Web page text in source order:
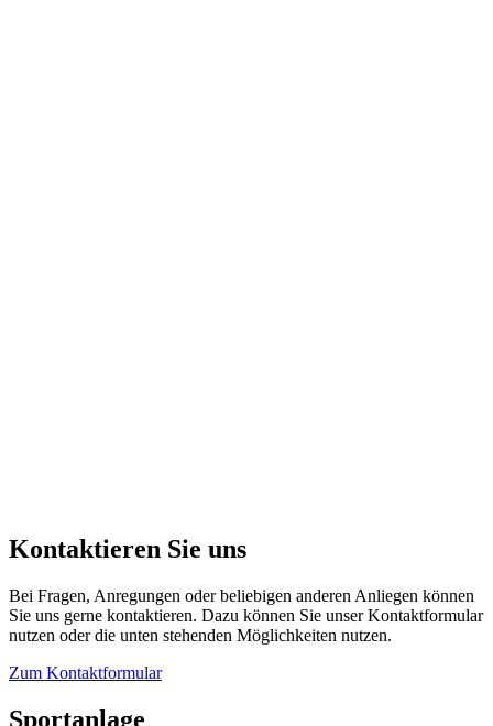
Kontaktieren Sie uns
Bei Fragen, Anregungen oder beliebigen anderen Anliegen können
Sie uns gerne kontaktieren. Dazu können Sie unser Kontaktformular
nutzen oder die unten stehenden Möglichkeiten nutzen.
Zum Kontaktformular
Sportanlage